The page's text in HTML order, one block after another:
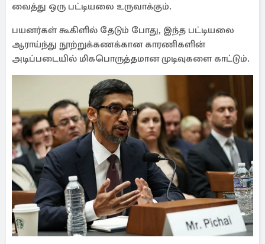
வைத்து ஒரு பட்டியலை உருவாக்கும்.
பயனர்கள் கூகிளில் தேடும் போது, இந்த பட்டியலை
ஆராய்ந்து நூற்றுக்கணக்கான காரணிகளின்
அடிப்படையில் மிகபொருத்தமான முடிவுகளை காட்டும்.